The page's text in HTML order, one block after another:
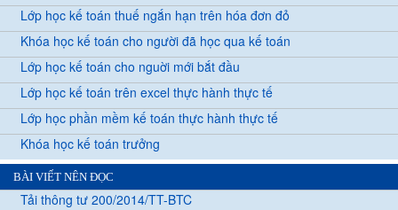
Lớp học kế toán thuế ngắn hạn trên hóa đơn đỏ
Khóa học kế toán cho người đã học qua kế toán
Lớp học kế toán cho nguời mới bắt đầu
Lớp học kế toán trên excel thực hành thực tế
Lớp học phần mềm kế toán thực hành thực tế
Khóa học kế toán trưởng
BÀI VIẾT NÊN ĐỌC
Tải thông tư 200/2014/TT-BTC